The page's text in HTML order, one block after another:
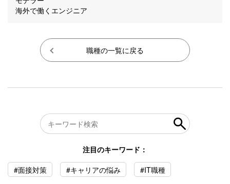
海外で働くエンジニア
職種の一覧に戻る
注目のキーワード：
#面接対策
#キャリアの悩み #IT職種